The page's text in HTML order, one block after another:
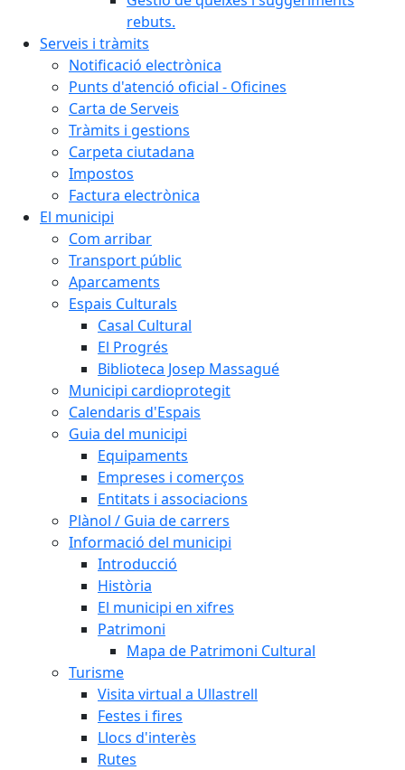
rebuts.
Serveis i tràmits
Notificació electrònica
Punts d'atenció oficial - Oficines
Carta de Serveis
Tràmits i gestions
Carpeta ciutadana
Impostos
Factura electrònica
El municipi
Com arribar
Transport públic
Aparcaments
Espais Culturals
Casal Cultural
El Progrés
Biblioteca Josep Massagué
Municipi cardioprotegit
Calendaris d'Espais
Guia del municipi
Equipaments
Empreses i comerços
Entitats i associacions
Plànol / Guia de carrers
Informació del municipi
Introducció
Història
El municipi en xifres
Patrimoni
Mapa de Patrimoni Cultural
Turisme
Visita virtual a Ullastrell
Festes i fires
Llocs d'interès
Rutes